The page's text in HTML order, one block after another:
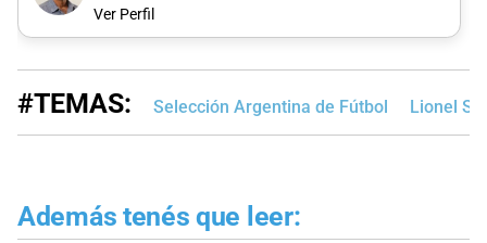
Ver Perfil
#TEMAS: Selección Argentina de Fútbol Lionel
Además tenés que leer: